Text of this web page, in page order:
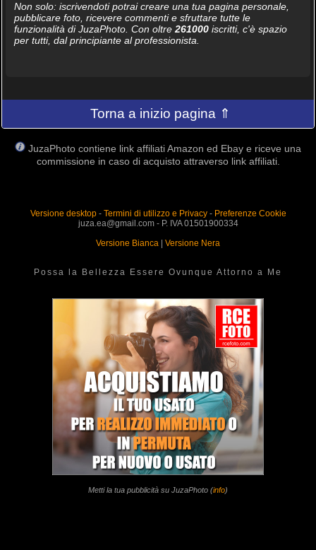
Non solo: iscrivendoti potrai creare una tua pagina personale,
pubblicare foto, ricevere commenti e sfruttare tutte le
funzionalità di JuzaPhoto. Con oltre261000iscritti, c'è spazio
per tutti, dal principiante al professionista.
Torna a inizio pagina ⇑
JuzaPhoto contiene link affiliati Amazon ed Ebay e riceve una
commissione in caso di acquisto attraverso link affiliati.
Versione desktop- Termini di utilizzo e Privacy- Preferenze Cookie
juza.ea@gmail.com - P. IVA 01501900334
Versione Bianca
Versione Nera
Possa la Bellezza Essere Ovunque Attorno a Me
Metti la tua pubblicità su JuzaPhoto (info)